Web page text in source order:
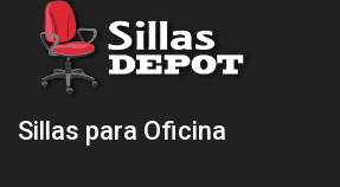
Sillas para Oficina